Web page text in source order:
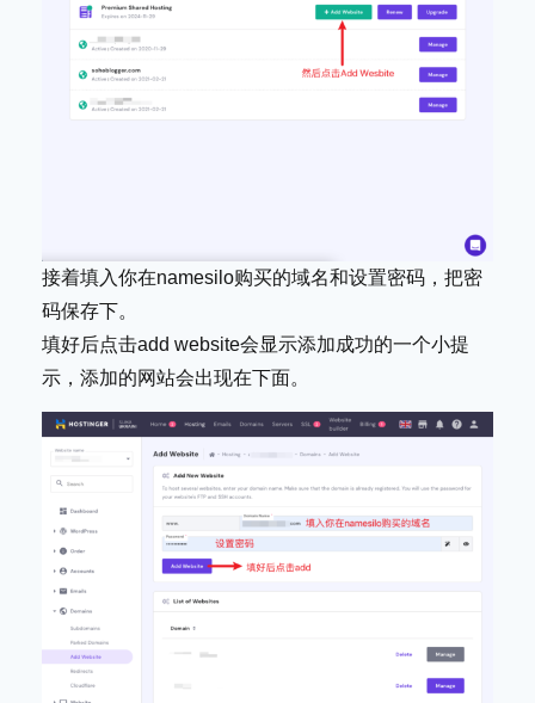
接着填入你在namesilo购买的域名和设置密码，把密
码保存下。
填好后点击add website会显示添加成功的一个小提
示，添加的网站会出现在下面。